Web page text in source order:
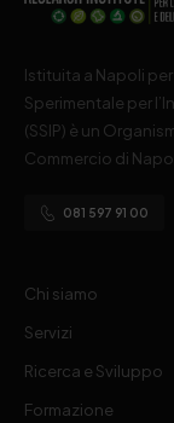
Istituita a Napoli
Sperimentale per
(SSIP) è un
Commercio di
081 597 91 00
Chi siamo
Servizi
Ricerca e Sviluppo
Formazione